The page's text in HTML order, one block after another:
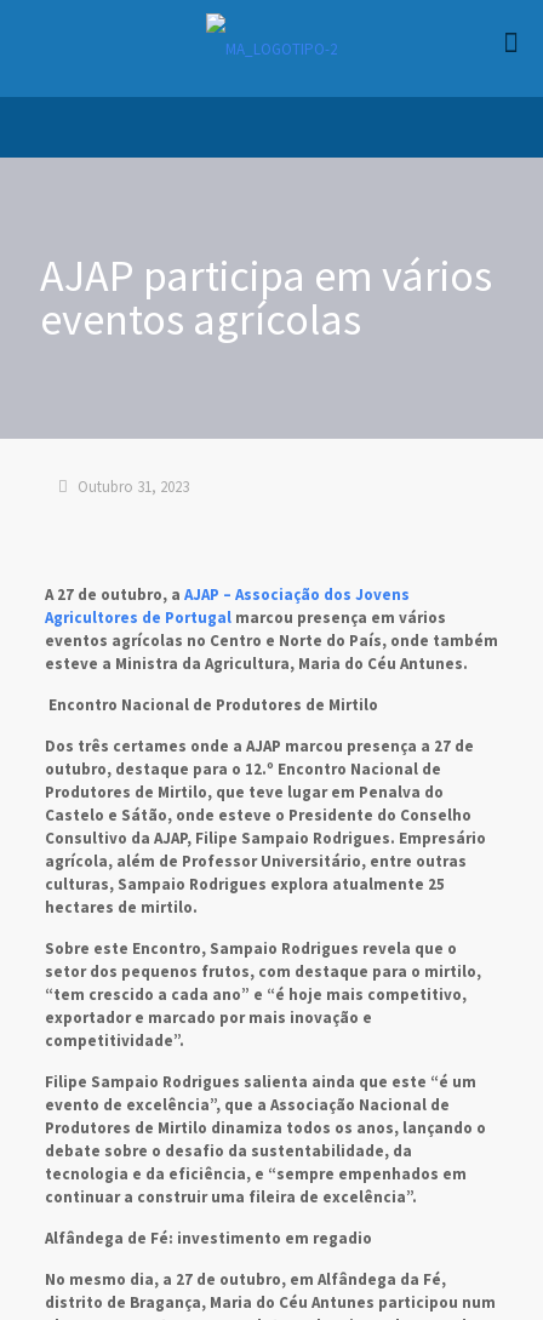
AJAP participa em vários
eventos agrícolas
Outubro 31, 2023
A 27 de outubro, a AJAP – Associação dos Jovens
Agricultores de Portugalmarcou presença em vários
eventos agrícolas no Centro e Norte do País, onde também
esteve a Ministra da Agricultura, Maria do Céu Antunes.
Encontro Nacional de Produtores de Mirtilo
Dos três certames onde a AJAP marcou presença a 27 de
outubro, destaque para o 12.º Encontro Nacional de
Produtores de Mirtilo, que teve lugar em Penalva do
Castelo e Sátão, onde esteve o Presidente do Conselho
Consultivo da AJAP, Filipe Sampaio Rodrigues. Empresário
agrícola, além de Professor Universitário, entre outras
culturas, Sampaio Rodrigues explora atualmente 25
hectares de mirtilo.
Sobre este Encontro, Sampaio Rodrigues revela que o
setor dos pequenos frutos, com destaque para o mirtilo,
“tem crescido a cada ano” e “é hoje mais competitivo,
exportador e marcado por mais inovação e
competitividade”.
Filipe Sampaio Rodrigues salienta ainda que este “é um
evento de excelência”, que a Associação Nacional de
Produtores de Mirtilo dinamiza todos os anos, lançando o
debate sobre o desafio da sustentabilidade, da
tecnologia e da eficiência, e “sempre empenhados em
continuar a construir uma fileira de excelência”.
Alfândega de Fé: investimento em regadio
No mesmo dia, a 27 de outubro, em Alfândega da Fé,
distrito de Bragança, Maria do Céu Antunes participou num